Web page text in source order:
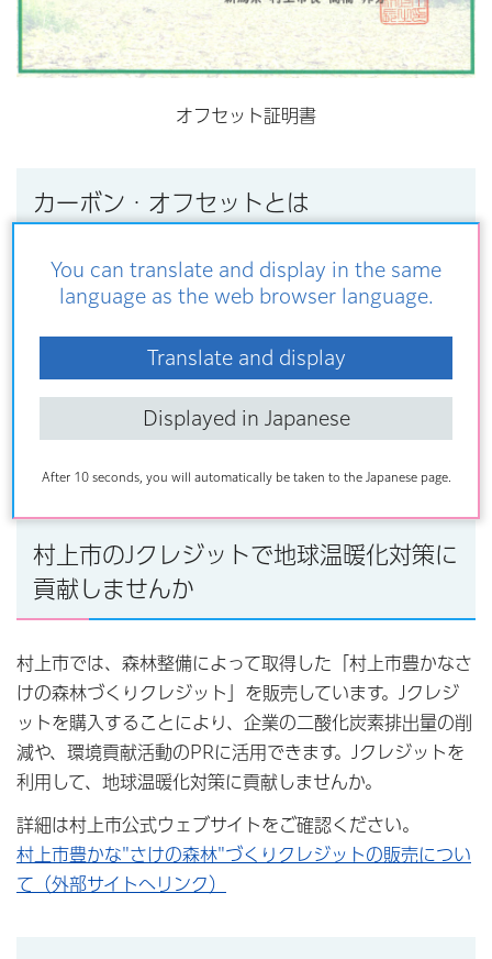
You can translate and display in the same
language as the web browser language.
Translate and display
Displayed in Japanese
After 10 seconds, you will automatically be taken to the Japanese page.
オフセット証明書
カーボン・オフセットとは
地球温暖化対策においては、二酸化炭素などの温室効果ガ
スを減らすことが重要になりますが、日常生活や事業活動
でどうしても削減できない排出量については、国が認証し
たJクレジット等の環境証書を購入し、埋め合わせること
ができます。この取組をカーボン・オフセットといいま
Jクレジット制度ホームページ（外部サイトへリンク）
村上市のJクレジットで地球温暖化対策に
貢献しませんか
村上市では、森林整備によって取得した「村上市豊かなさ
けの森林づくりクレジット」を販売しています。Jクレジ
ットを購入することにより、企業の二酸化炭素排出量の削
減や、環境貢献活動のPRに活用できます。Jクレジットを
利用して、地球温暖化対策に貢献しませんか。
詳細は村上市公式ウェブサイトをご確認ください。
村上市豊かな"さけの森林"づくりクレジットの販売につい
て（外部サイトへリンク）